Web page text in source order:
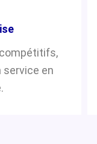
service en